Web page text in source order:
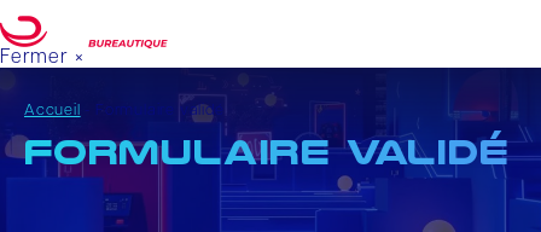
Fermer ×
Accueil - Formulaire validé
Formulaire validé